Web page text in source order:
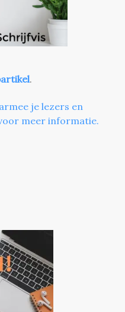
.
je lezers en
meer informatie.